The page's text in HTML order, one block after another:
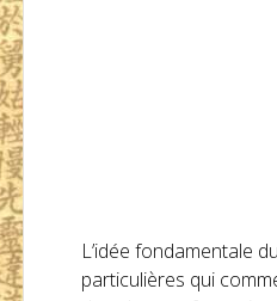
L’idée fondamentale
particulières qui